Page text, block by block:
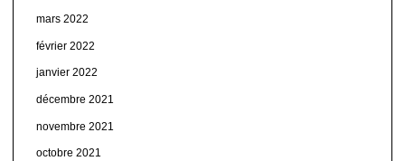
mars 2022
février 2022
janvier 2022
décembre 2021
novembre 2021
octobre 2021